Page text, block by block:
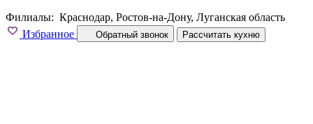
Филиалы: Краснодар, Ростов-на-Дону, Луганская область
Избранное
Обратный звонок Рассчитать кухню